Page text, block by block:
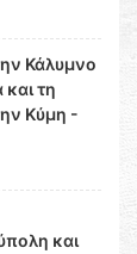
Κάλυμνο
τη
Κύμη -
και